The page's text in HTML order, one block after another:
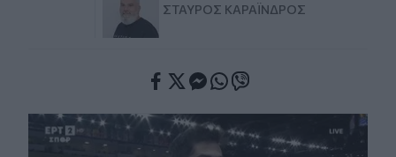
ΣΤΑΎΡΟΣ ΚΑΡΑΪ́ΝΔΡΟΣ